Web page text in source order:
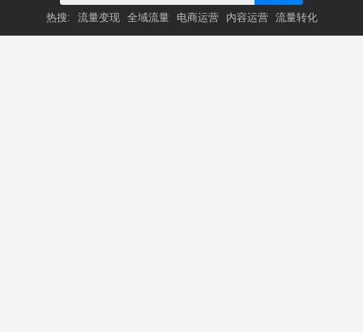
热搜: 流量变现 全域流量 电商运营 内容运营 流量转化